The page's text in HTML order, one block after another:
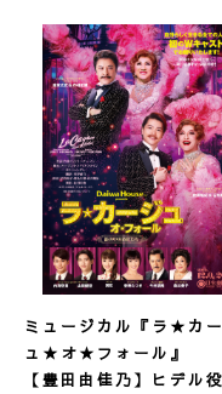
ミュージカル『ラ★カ
ュ★オ★フォール』
【豊田由佳乃】ヒデル役